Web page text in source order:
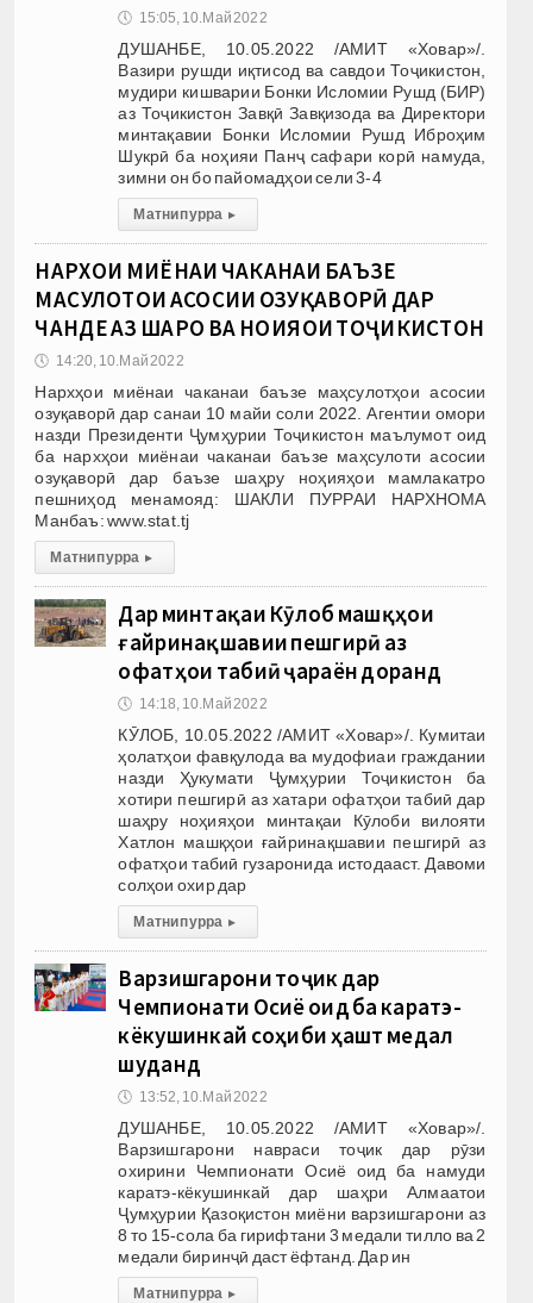
🕔 15:05, 10.Май 2022
ДУШАНБЕ, 10.05.2022 /АМИТ «Ховар»/.
Вазири рушди иқтисод ва савдои Тоҷикистон,
мудири кишварии Бонки Исломии Рушд (БИР)
аз Тоҷикистон Завқӣ Завқизода ва Директори
минтақавии Бонки Исломии Рушд Иброҳим
Шукрӣ ба ноҳияи Панҷ сафари корӣ намуда,
зимни он бо пайомадҳои сели 3-4
Матни пурра ▸
НАРХҲОИ МИЁНАИ ЧАКАНАИ БАЪЗЕ
МАҲСУЛОТҲОИ АСОСИИ ОЗУҚАВОРӢ ДАР
ЧАНДЕ АЗ ШАҲРҲО ВА НОҲИЯҲОИ ТОҶИКИСТОН
🕔 14:20, 10.Май 2022
Нархҳои миёнаи чаканаи баъзе маҳсулотҳои асосии
озуқаворӣ дар санаи 10 майи соли 2022. Агентии омори
назди Президенти Ҷумҳурии Тоҷикистон маълумот оид
ба нархҳои миёнаи чаканаи баъзе маҳсулоти асосии
озуқаворӣ дар баъзе шаҳру ноҳияҳои мамлакатро
пешниҳод менамояд: ШАКЛИ ПУРРАИ НАРХНОМА
Манбаъ: www.stat.tj
Матни пурра ▸
Дар минтақаи Кӯлоб машқҳои
ғайринақшавии пешгирӣ аз
офатҳои табиӣ ҷараён доранд
🕔 14:18, 10.Май 2022
КӮЛОБ, 10.05.2022 /АМИТ «Ховар»/. Кумитаи
ҳолатҳои фавқулода ва мудофиаи граждании
назди Ҳукумати Ҷумҳурии Тоҷикистон ба
хотири пешгирӣ аз хатари офатҳои табиӣ дар
шаҳру ноҳияҳои минтақаи Кӯлоби вилояти
Хатлон машқҳои ғайринақшавии пешгирӣ аз
офатҳои табиӣ гузаронида истодааст. Давоми
солҳои охир дар
Матни пурра ▸
Варзишгарони тоҷик дар
Чемпионати Осиё оид ба каратэ-
кёкушинкай соҳиби ҳашт медал
шуданд
🕔 13:52, 10.Май 2022
ДУШАНБЕ, 10.05.2022 /АМИТ «Ховар»/.
Варзишгарони навраси тоҷик дар рӯзи
охирини Чемпионати Осиё оид ба намуди
каратэ-кёкушинкай дар шаҳри Алмаатои
Ҷумҳурии Қазоқистон миёни варзишгарони аз
8 то 15-сола ба гирифтани 3 медали тилло ва 2
медали биринҷӣ даст ёфтанд. Дар ин
Матни пурра ▸